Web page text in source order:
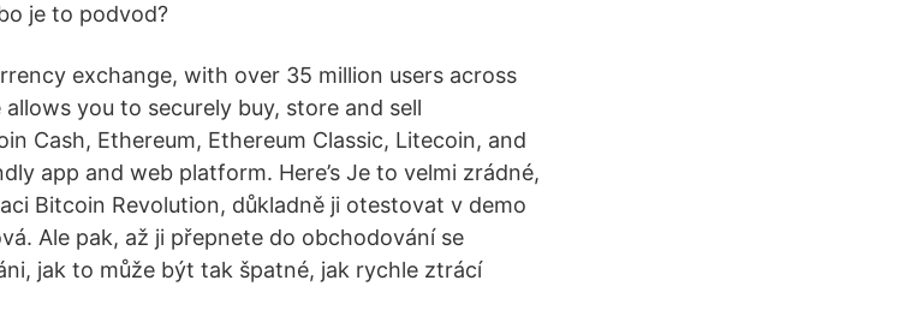
je to podvod?
exchange, with over 35 million users across
you to securely buy, store and sell
Cash, Ethereum, Ethereum Classic, Litecoin, and
app and web platform. Here’s Je to velmi zrádné,
Bitcoin Revolution, důkladně ji otestovat v demo
Ale pak, až ji přepnete do obchodování se
jak to může být tak špatné, jak rychle ztrácí